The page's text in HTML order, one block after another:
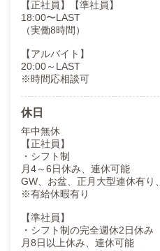
【正社員】【準社員】
18:00〜LAST
（実働8時間）
【アルバイト】
20:00～LAST
※時間応相談可
休日
年中無休
【正社員】
・シフト制
月4～6日休み、連休可能
GW、お盆、正月大型連休有り、
※有給休暇有り
【準社員】
・シフト制の完全週休2日休み
月8日以上休み、連休可能